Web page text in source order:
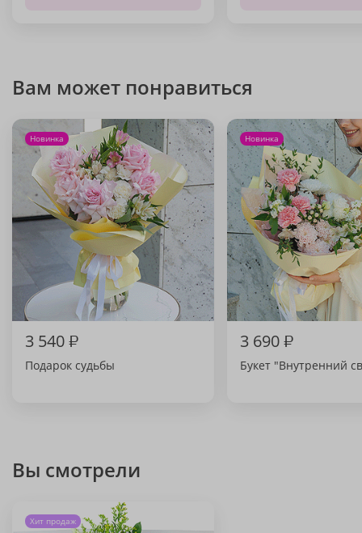
Вам может понравиться
Новинка
3 540₽
Подарок судьбы
Новинка
3 690₽
Букет "Внутренний
Вы смотрели
Хит продаж